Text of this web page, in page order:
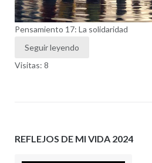
Pensamiento 17: La solidaridad
Seguir leyendo
Visitas: 8
REFLEJOS DE MI VIDA 2024